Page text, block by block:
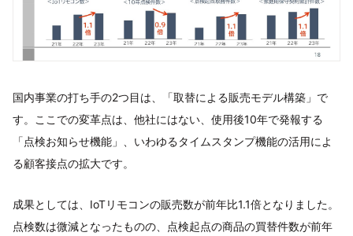
国内事業の打ち手の2つ目は、「取替による販売モデル構築」で
す。ここでの変革点は、他社にはない、使用後10年で発報する
「点検お知らせ機能」、いわゆるタイムスタンプ機能の活用によ
る顧客接点の拡大です。
成果としては、IoTリモコンの販売数が前年比1.1倍となりました。
点検数は微減となったものの、点検起点の商品の買替件数が前年